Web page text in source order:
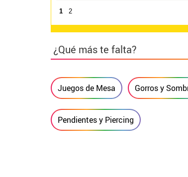
1 2
¿Qué más te falta?
Juegos de Mesa Gorros y
Pendientes y Piercing